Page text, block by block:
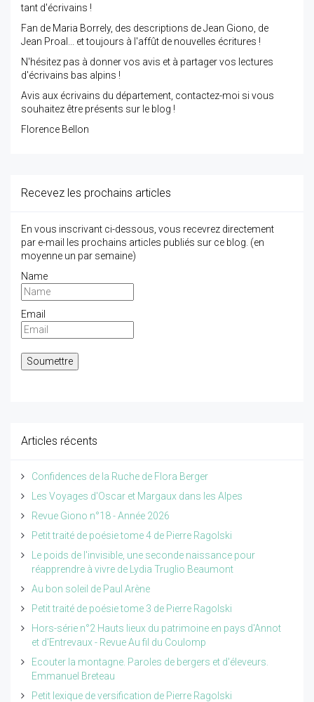
tant d'écrivains !
Fan de Maria Borrely, des descriptions de Jean Giono, de
Jean Proal... et toujours à l'affût de nouvelles écritures !
N'hésitez pas à donner vos avis et à partager vos lectures
d'écrivains bas alpins !
Avis aux écrivains du département, contactez-moi si vous
souhaitez être présents sur le blog !
Florence Bellon
Recevez les prochains articles
En vous inscrivant ci-dessous, vous recevrez directement
par e-mail les prochains articles publiés sur ce blog. (en
moyenne un par semaine)
Name
Email
Articles récents
Confidences de la Ruche de Flora Berger
Les Voyages d'Oscar et Margaux dans les Alpes
Revue Giono n°18 - Année 2026
Petit traité de poésie tome 4 de Pierre Ragolski
Le poids de l'invisible, une seconde naissance pour
réapprendre à vivre de Lydia Truglio Beaumont
Au bon soleil de Paul Arène
Petit traité de poésie tome 3 de Pierre Ragolski
Hors-série n°2 Hauts lieux du patrimoine en pays d'Annot
et d'Entrevaux - Revue Au fil du Coulomp
Ecouter la montagne. Paroles de bergers et d'éleveurs.
Emmanuel Breteau
Petit lexique de versification de Pierre Ragolski